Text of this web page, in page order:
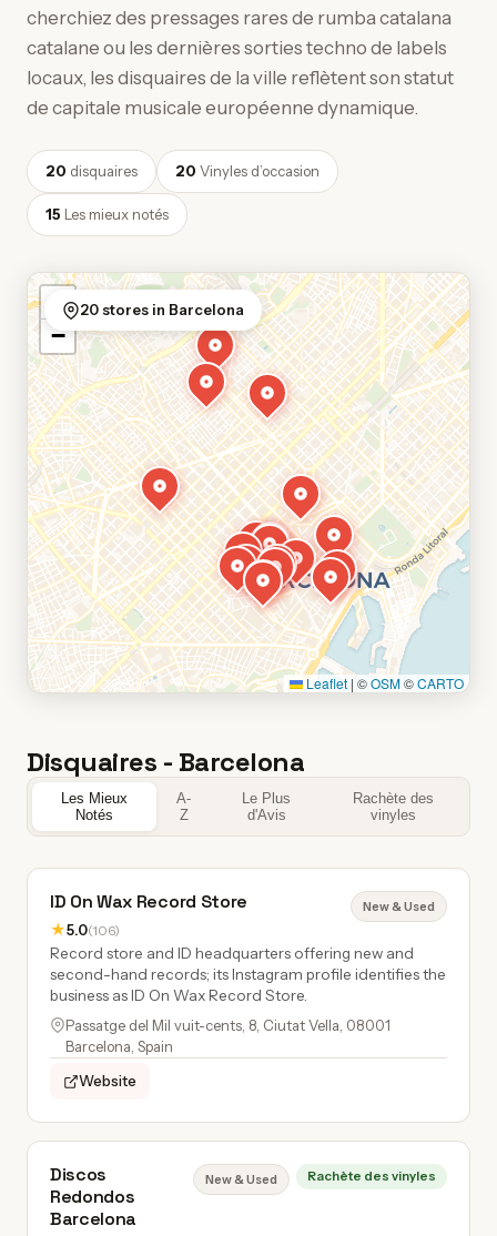
cherchiez des pressages rares de rumba catalana
catalane ou les dernières sorties techno de labels
locaux, les disquaires de la ville reflètent son statut
de capitale musicale européenne dynamique.
20 disquaires 20 Vinyles d’occasion
15 Les mieux notés
+
−
Leaflet | ©OSM©CARTO
20 stores in Barcelona
Disquaires - Barcelona
Les Mieux
Notés
A-
Z
Le Plus
d'Avis
Rachète des
vinyles
ID On Wax Record Store
★5.0(106)
New & Used
Record store and ID headquarters offering new and
second-hand records; its Instagram profile identifies the
business as ID On Wax Record Store.
Passatge del Mil vuit-cents, 8, Ciutat Vella, 08001
Barcelona, Spain
Website
Discos
Redondos
Barcelona
New & Used Rachète des vinyles